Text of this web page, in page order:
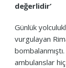
değerlidir’
Günlük
vurgulayan
ambulanslar